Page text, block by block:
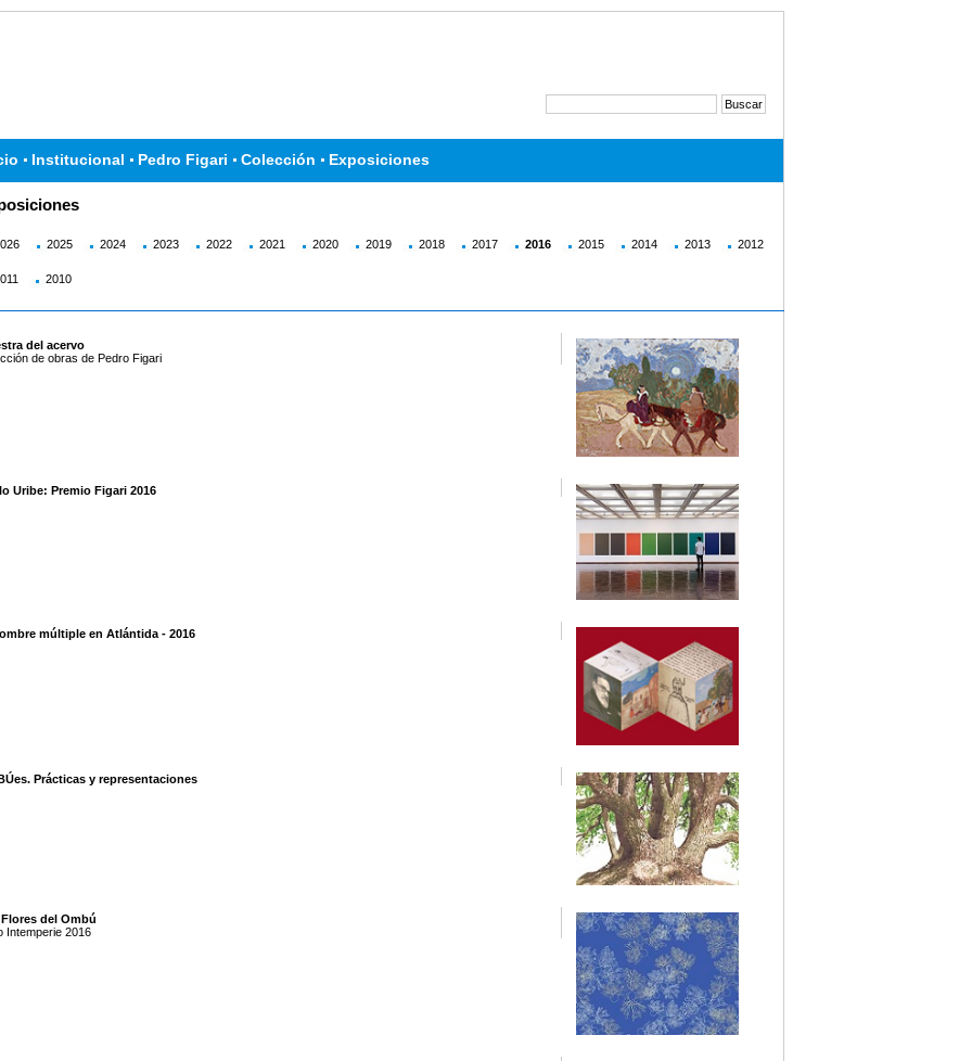
Institucional Pedro Figari Colección Exposiciones
2025 2024 2023 2022 2021 2020 2019 2018 2017 2016 2015 2014 2013 2012
2010
del acervo
de obras de Pedro Figari
Uribe: Premio Figari 2016
múltiple en Atlántida - 2016
Prácticas y representaciones
del Ombú
Intemperie 2016